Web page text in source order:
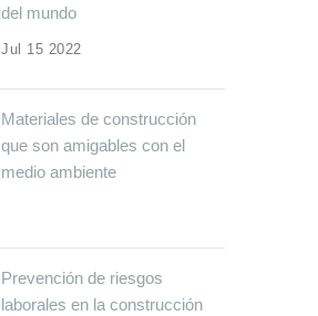
del mundo
Jul 15 2022
Materiales de construcción
que son amigables con el
medio ambiente
Prevención de riesgos
laborales en la construcción